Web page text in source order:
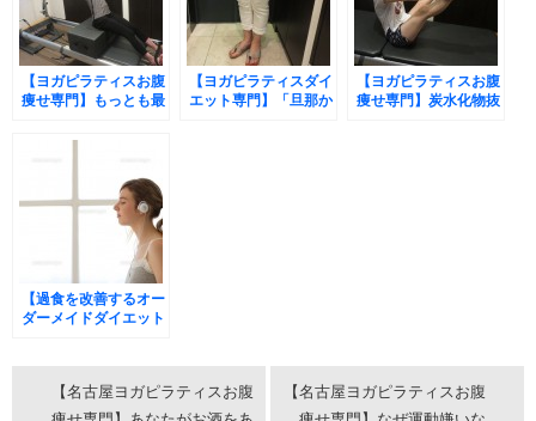
【ヨガピラティスお腹
痩せ専門】もっとも最
とっても簡単なたった
【ヨガピラティスダイ
エット専門】「旦那か
【ヨガピラティスお腹
痩せ専門】炭水化物抜
【過食を改善するオー
ダーメイドダイエット
はいけないこと
【名古屋ヨガピラティスお腹
【名古屋ヨガピラティスお腹